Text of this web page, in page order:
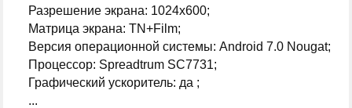
Разрешение экрана: 1024x600;
Матрица экрана: TN+Film;
Версия операционной системы: Android 7.0 Nougat;
Процессор: Spreadtrum SC7731;
Графический ускоритель: да ;
...